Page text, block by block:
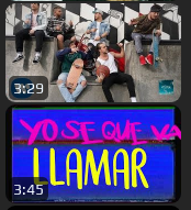
3:29
3:45